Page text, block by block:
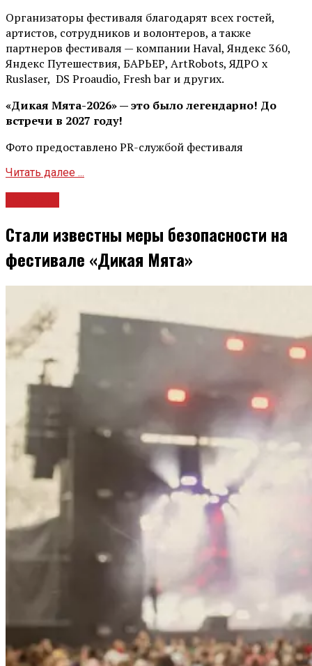
Организаторы фестиваля благодарят всех гостей,
артистов, сотрудников и волонтеров, а также
партнеров фестиваля — компании Haval, Яндекс 360,
Яндекс Путешествия, БАРЬЕР, ArtRobots, ЯДРО х
Ruslaser, DS Proaudio, Fresh bar и других.
«Дикая Мята-2026» — это было легендарно! До
встречи в 2027 году!
Фото предоставлено PR-службой фестиваля
Читать далее ...
Стали известны меры безопасности на
фестивале «Дикая Мята»